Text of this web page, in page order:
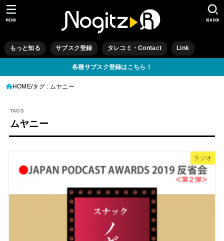
もっと知る サブスク登録 タレコミ・Contact Link
SEARCH
MENU
各種サブスク登録はこちら！
HOME タグ : ムヤニー
ムヤニー
ラジオ